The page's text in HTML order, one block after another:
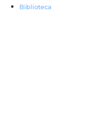
Biblioteca